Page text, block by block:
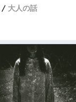
大人の話